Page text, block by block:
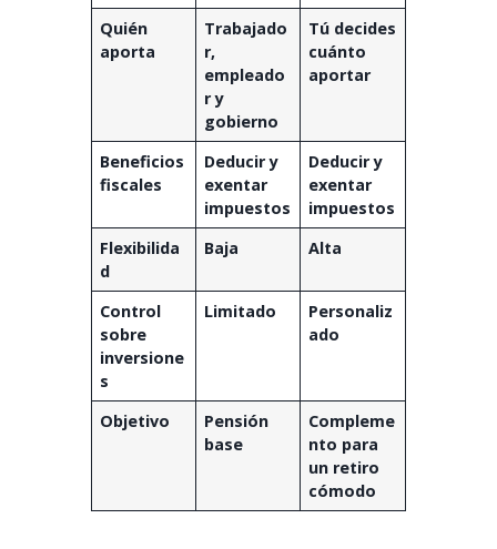
Quién
aporta
Trabajado
r,
empleado
r y
gobierno
Tú decides
cuánto
aportar
Beneficios
fiscales
Deducir y
exentar
impuestos
Deducir y
exentar
impuestos
Flexibilida
d
Baja Alta
Control
sobre
inversione
s
Limitado
Personaliz
ado
Objetivo
Pensión
base
Compleme
nto para
un retiro
cómodo